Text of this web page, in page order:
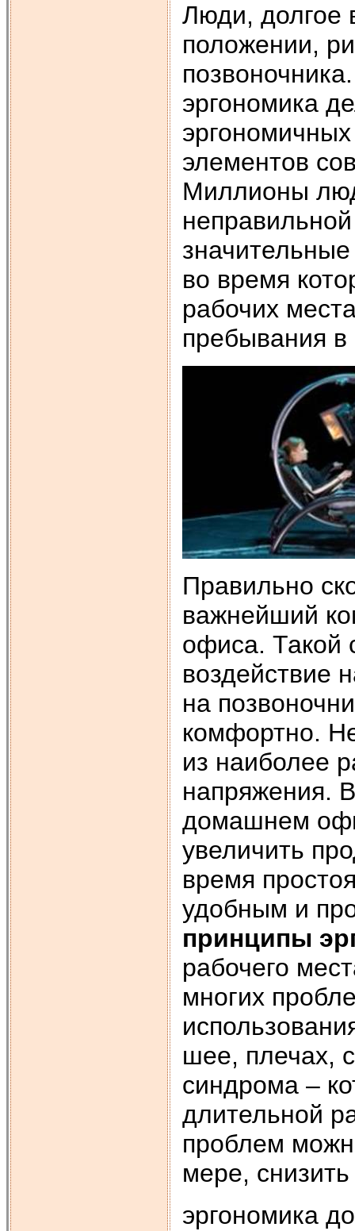
Люди, долгое
положении,
эргономика
эргономичных
элементов
Миллионы
во время
рабочих
пребывания в
Правильно
важнейший
офиса. Такой
воздействие
на
комфортно.
из наиболее
напряжения.
домашнем
увеличить
время
удобным и
принципы
рабочего
многих
шее, плечах,
синдрома –
длительной
проблем
мере,
эргономика